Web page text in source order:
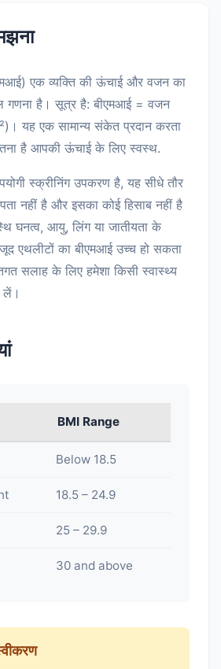
एक व्यक्ति की ऊंचाई और वजन का
गणना है। सूत्र है: बीएमआई = वजन
यह एक सामान्य संकेत प्रदान करता
है आपकी ऊंचाई के लिए स्वस्थ.
स्क्रीनिंग उपकरण है, यह सीधे तौर
नहीं है और इसका कोई हिसाब नहीं है
घनत्व, आयु, लिंग या जातीयता के
एथलीटों का बीएमआई उच्च हो सकता
सलाह के लिए हमेशा किसी स्वास्थ्य
लें।
BMI Range
Below 18.5
18.5 – 24.9
25 – 29.9
30 and above